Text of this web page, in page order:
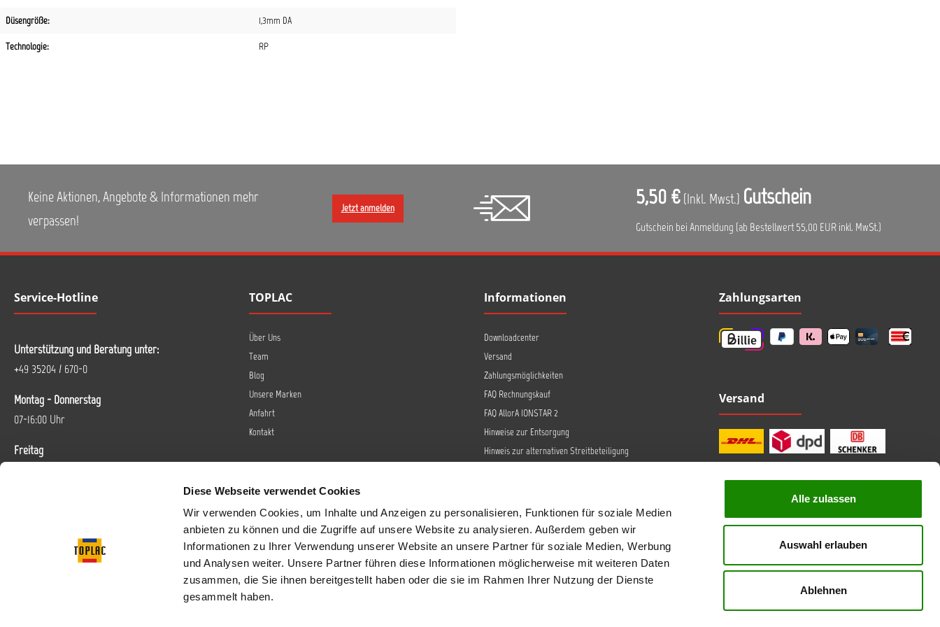
Diese Webseite verwendet Cookies
Wir verwenden Cookies, um Inhalte und Anzeigen zu personalisieren, Funktionen für soziale Medien
anbieten zu können und die Zugriffe auf unsere Website zu analysieren. Außerdem geben wir
Informationen zu Ihrer Verwendung unserer Website an unsere Partner für soziale Medien, Werbung
und Analysen weiter. Unsere Partner führen diese Informationen möglicherweise mit weiteren Daten
zusammen, die Sie ihnen bereitgestellt haben oder die sie im Rahmen Ihrer Nutzung der Dienste
gesammelt haben.
Alle zulassen
Auswahl erlauben
Ablehnen
Düsengröße: 1,3mm DA
Technologie: RP
Keine Aktionen, Angebote & Informationen mehr
verpassen!
Jetzt anmelden 5,50 € (Inkl. Mwst.) Gutschein
Gutschein bei Anmeldung (ab Bestellwert 55,00 EUR inkl. MwSt.)
Service-Hotline
Unterstützung und Beratung unter:
+49 35204 / 670-0
Montag - Donnerstag
07-16:00 Uhr
Freitag
Vertrag widerrufen
TOPLAC
Über Uns
Team
Blog
Unsere Marken
Anfahrt
Kontakt
Informationen
Downloadcenter
Versand
Zahlungsmöglichkeiten
FAQ Rechnungskauf
FAQ AllorA IONSTAR 2
Hinweise zur Entsorgung
Hinweis zur alternativen Streitbeteiligung
Barrierefreiheit
Datenschutz
AGB
Impressum
Sendungsverfolgung
Zahlungsarten
Versand
professionelle Beratung
Top Marken
sichere Bezahlung
kostenlose Rücksendung